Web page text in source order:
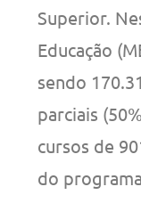
Superior.
Educação
sendo
parciais
cursos de
do